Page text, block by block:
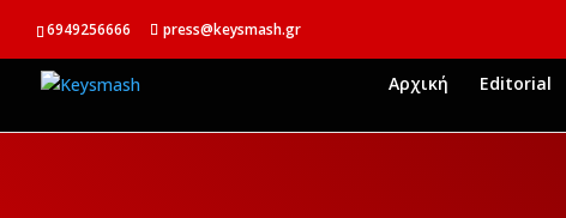
6949256666 press@keysmash.gr
Αρχική Editorial